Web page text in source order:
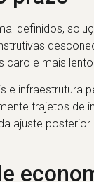
definidos,
caro e mais lento.
infraestrutura
trajetos de
ajuste